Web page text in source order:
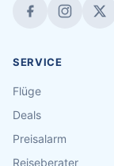
SERVICE
Flüge
Deals
Preisalarm
Reiseberater